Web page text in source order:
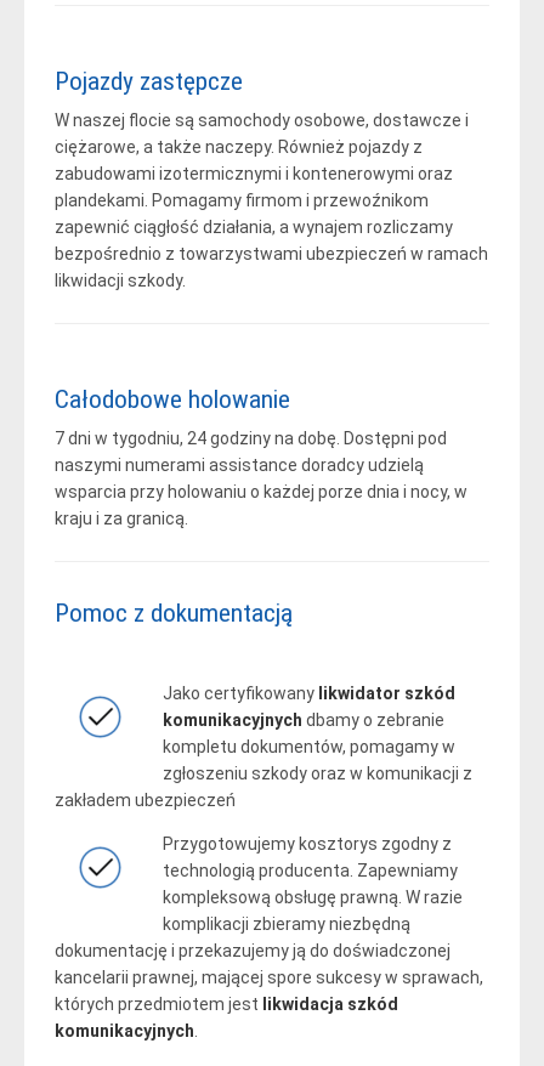
Pojazdy zastępcze
W naszej flocie są samochody osobowe, dostawcze i
ciężarowe, a także naczepy. Również pojazdy z
zabudowami izotermicznymi i kontenerowymi oraz
plandekami. Pomagamy firmom i przewoźnikom
zapewnić ciągłość działania, a wynajem rozliczamy
bezpośrednio z towarzystwami ubezpieczeń w ramach
likwidacji szkody.
Całodobowe holowanie
7 dni w tygodniu, 24 godziny na dobę. Dostępni pod
naszymi numerami assistance doradcy udzielą
wsparcia przy holowaniu o każdej porze dnia i nocy, w
kraju i za granicą.
Pomoc z dokumentacją
Jako certyfikowany likwidator szkód
komunikacyjnych dbamy o zebranie
kompletu dokumentów, pomagamy w
zgłoszeniu szkody oraz w komunikacji z
zakładem ubezpieczeń
Przygotowujemy kosztorys zgodny z
technologią producenta. Zapewniamy
kompleksową obsługę prawną. W razie
komplikacji zbieramy niezbędną
dokumentację i przekazujemy ją do doświadczonej
kancelarii prawnej, mającej spore sukcesy w sprawach,
których przedmiotem jest likwidacja szkód
komunikacyjnych.